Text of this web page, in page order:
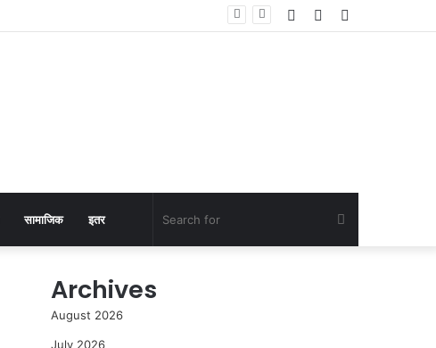
Random
Log
सामाजिक इतर Search
Archives
August 2026
July 2026